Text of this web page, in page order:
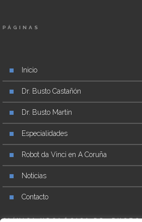
PÁGINAS
Inicio
Dr. Busto Castañón
Dr. Busto Martín
Especialidades
Robot da Vinci en A Coruña
Noticias
Contacto
CLÍNICA UROLÓGICA DR. BUSTO